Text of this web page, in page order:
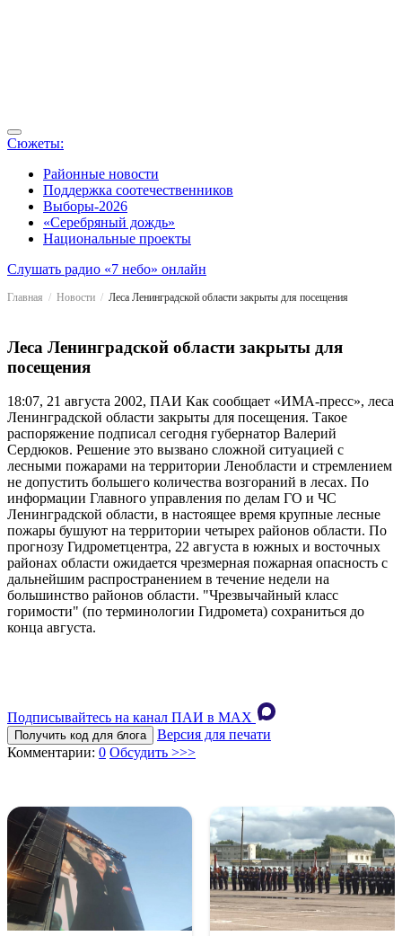
Сюжеты:
Районные новости
Поддержка соотечественников
Выборы-2026
«Серебряный дождь»
Национальные проекты
Слушать радио «7 небо» онлайн
Главная Новости Леса Ленинградской области закрыты для посещения
Леса Ленинградской области закрыты для
посещения
18:07, 21 августа 2002, ПАИ Как сообщает «ИМА-пресс», леса
Ленинградской области закрыты для посещения. Такое
распоряжение подписал сегодня губернатор Валерий
Сердюков. Решение это вызвано сложной ситуацией с
лесными пожарами на территории Ленобласти и стремлением
не допустить большего количества возгораний в лесах. По
информации Главного управления по делам ГО и ЧС
Ленинградской области, в настоящее время крупные лесные
пожары бушуют на территории четырех районов области. По
прогнозу Гидрометцентра, 22 августа в южных и восточных
районах области ожидается чрезмерная пожарная опасность с
дальнейшим распространением в течение недели на
большинство районов области. "Чрезвычайный класс
горимости" (по терминологии Гидромета) сохраниться до
конца августа.
Подписывайтесь на канал ПАИ в MAХ
Получить код для блога
Версия для печати
Комментарии: 0 Обсудить >>>